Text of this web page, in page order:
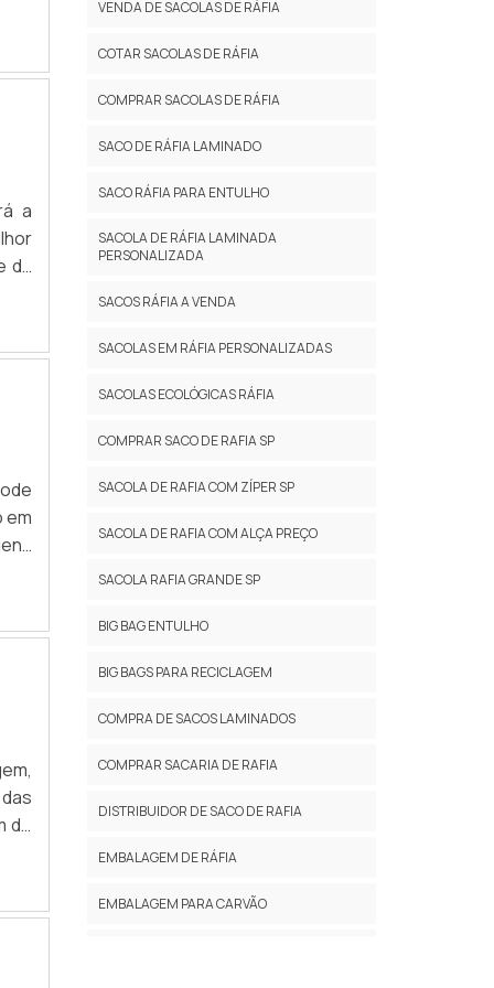
o
a
da
de
de
do
em
e
de
VENDA DE SACOLAS DE RÁFIA
COTAR SACOLAS DE RÁFIA
COMPRAR SACOLAS DE RÁFIA
SACO DE RÁFIA LAMINADO
SACO RÁFIA PARA ENTULHO
SACOLA DE RÁFIA LAMINADA
PERSONALIZADA
SACOS RÁFIA A VENDA
SACOLAS EM RÁFIA PERSONALIZADAS
SACOLAS ECOLÓGICAS RÁFIA
COMPRAR SACO DE RAFIA SP
SACOLA DE RAFIA COM ZÍPER SP
SACOLA DE RAFIA COM ALÇA PREÇO
SACOLA RAFIA GRANDE SP
BIG BAG ENTULHO
BIG BAGS PARA RECICLAGEM
COMPRA DE SACOS LAMINADOS
COMPRAR SACARIA DE RAFIA
DISTRIBUIDOR DE SACO DE RAFIA
EMBALAGEM DE RÁFIA
EMBALAGEM PARA CARVÃO